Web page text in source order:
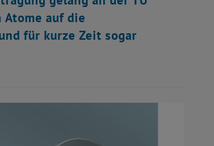
auf die
für kurze Zeit sogar